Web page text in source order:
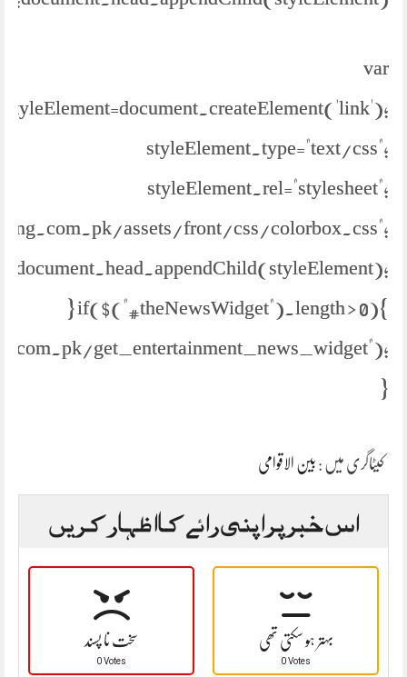
var
styleElement=document.createElement('link');
styleElement.type="text/css";
styleElement.rel="stylesheet";
assets/front/css/colorbox.css";
document.head.appendChild(styleElement);
} if($("#theNewsWidget").length > 0){
get_entertainment_news_widget");
}
کیٹاگری میں : بین الاقوامی
اس خبر پر اپنی رائے کا اظہار کریں
سخت نا پسند
0 Votes
بہتر ہو سکتی تھی
0 Votes